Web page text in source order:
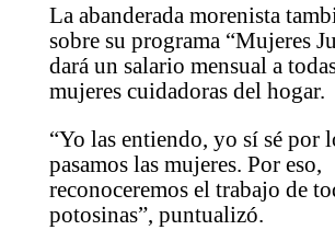
La abanderada morenista
sobre su programa “Mujeres
dará un salario mensual a
mujeres cuidadoras del hogar.
“Yo las entiendo, yo sí sé por
pasamos las mujeres. Por eso,
reconoceremos el trabajo de
potosinas”, puntualizó.